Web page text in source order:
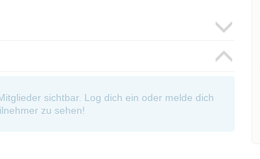
sichtbar. Log dich ein oder melde dich
zu sehen!